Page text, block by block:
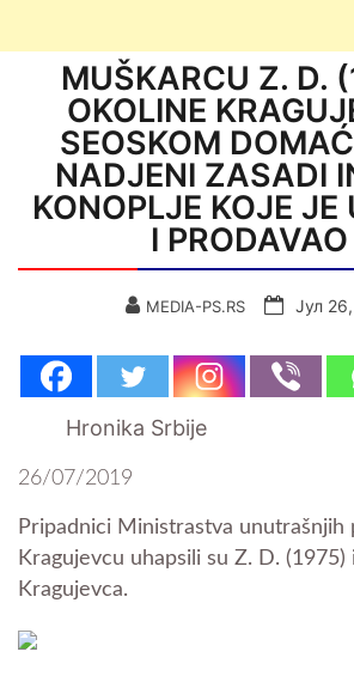
MUŠKARCU Z. D.
OKOLINE
SEOSKOM
NADJENI ZASADI
KONOPLJE KOJE JE
I
MEDIA-PS.RS Јул
Hronika Srbije
26/07/2019
Pripadnici Ministrastva unutrašnjih
Kragujevcu uhapsili su Z. D. (1975)
Kragujevca.